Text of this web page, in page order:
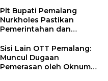
Desa
Plt Bupati Pemalang
Nurkholes Pastikan
Pemerintahan dan
Berjalan
Sisi Lain OTT Pemalang:
Muncul Dugaan
Pemerasan oleh Oknum